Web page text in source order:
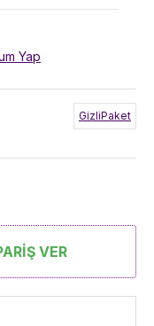
Yap
GizliPaket
VER